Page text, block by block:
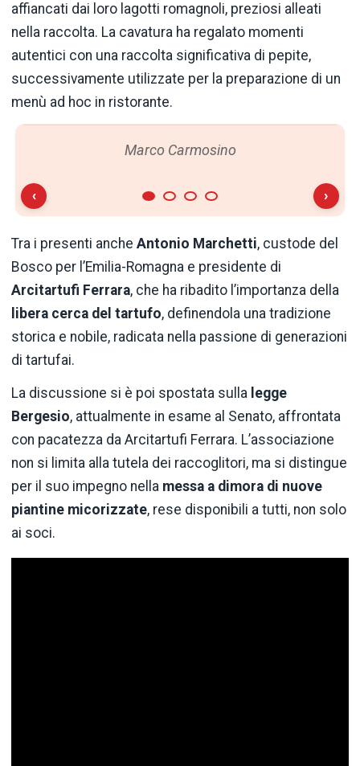
affiancati dai loro lagotti romagnoli, preziosi alleati
nella raccolta. La cavatura ha regalato momenti
autentici con una raccolta significativa di pepite,
successivamente utilizzate per la preparazione di un
menù ad hoc in ristorante.
Marco Carmosino
‹ ›
Tra i presenti anche Antonio Marchetti, custode del
Bosco per l’Emilia-Romagna e presidente di
Arcitartufi Ferrara, che ha ribadito l’importanza della
libera cerca del tartufo, definendola una tradizione
storica e nobile, radicata nella passione di generazioni
di tartufai.
La discussione si è poi spostata sulla legge
Bergesio, attualmente in esame al Senato, affrontata
con pacatezza da Arcitartufi Ferrara. L’associazione
non si limita alla tutela dei raccoglitori, ma si distingue
per il suo impegno nella messa a dimora di nuove
piantine micorizzate, rese disponibili a tutti, non solo
ai soci.